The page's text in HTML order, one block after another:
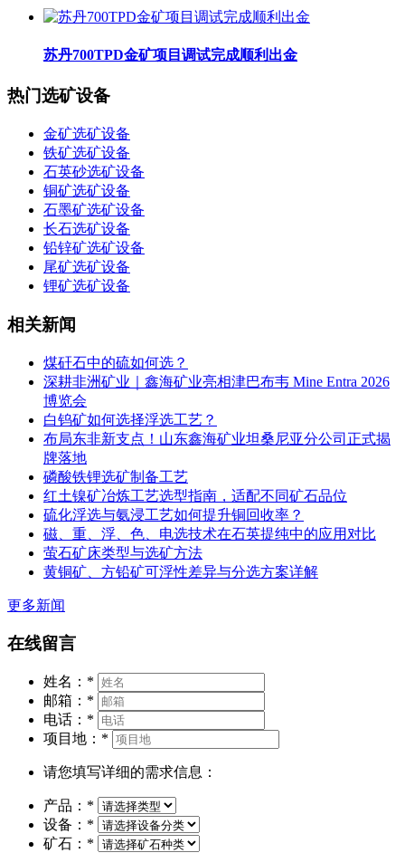
苏丹700TPD金矿项目调试完成顺利出金
热门选矿设备
金矿选矿设备
铁矿选矿设备
石英砂选矿设备
铜矿选矿设备
石墨矿选矿设备
长石选矿设备
铅锌矿选矿设备
尾矿选矿设备
锂矿选矿设备
相关新闻
煤矸石中的硫如何选？
深耕非洲矿业｜鑫海矿业亮相津巴布韦 Mine Entra 2026
博览会
白钨矿如何选择浮选工艺？
布局东非新支点！山东鑫海矿业坦桑尼亚分公司正式揭
牌落地
磷酸铁锂选矿制备工艺
红土镍矿冶炼工艺选型指南，适配不同矿石品位
硫化浮选与氨浸工艺如何提升铜回收率？
磁、重、浮、色、电选技术在石英提纯中的应用对比
萤石矿床类型与选矿方法
黄铜矿、方铅矿可浮性差异与分选方案详解
更多新闻
在线留言
姓名： *
邮箱： *
电话： *
项目地： *
请您填写详细的需求信息：
产品： *
设备： *
矿石： *